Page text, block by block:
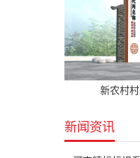
新农村
新闻资讯